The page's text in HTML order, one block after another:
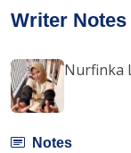
Writer Notes
Nurfinka
Notes